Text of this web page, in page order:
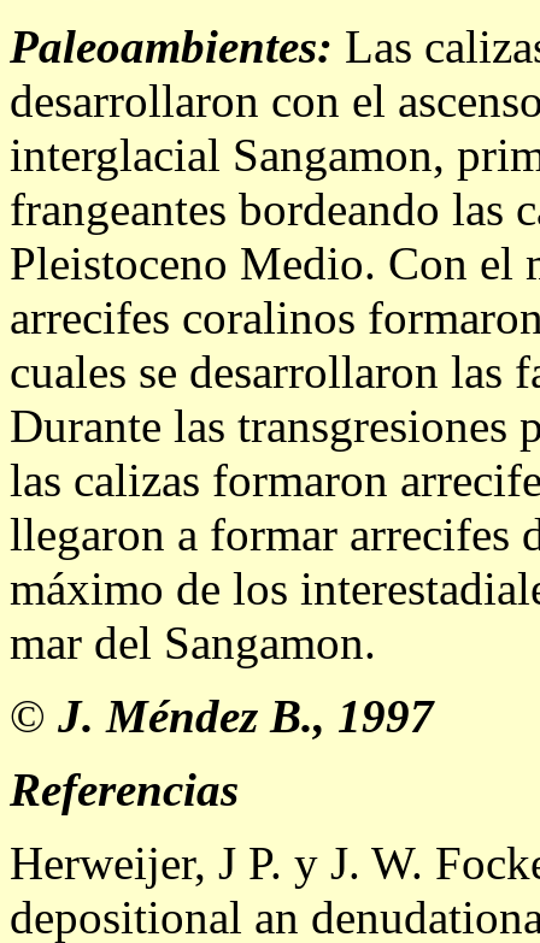
Paleoambientes: Las
desarrollaron con el
interglacial Sangamon,
frangeantes bordeando las
Pleistoceno Medio. Con el
arrecifes coralinos
cuales se desarrollaron las
Durante las transgresiones
las calizas formaron
llegaron a formar arrecifes
máximo de los
mar del Sangamon.
© J. Méndez B., 1997
Referencias
Herweijer, J P. y J. W.
depositional an